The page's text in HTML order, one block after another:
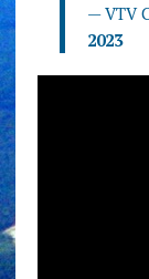
— VTV
2023